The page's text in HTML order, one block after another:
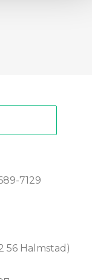
7129
56 Halmstad)